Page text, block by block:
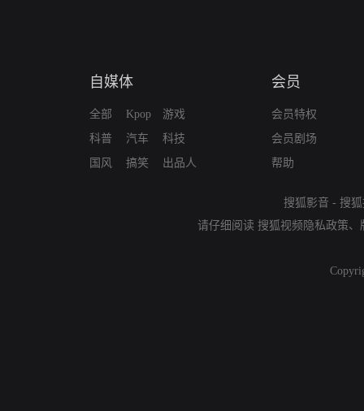
自媒体
全部
科普
国风
Kpop
汽车
搞笑
游戏
科技
出品人
会员
会员特权
会员剧场
帮助
搜狐影音 - 搜
请仔细阅读 搜狐视频隐私政策、